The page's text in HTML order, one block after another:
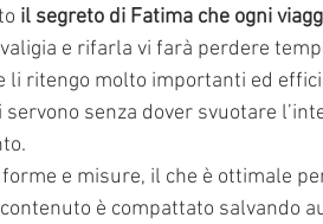
il segreto di Fatima che ogni
e rifarla vi farà perdere
li ritengo molto importanti ed
servono senza dover svuotare
e misure, il che è ottimale
è compattato salvando